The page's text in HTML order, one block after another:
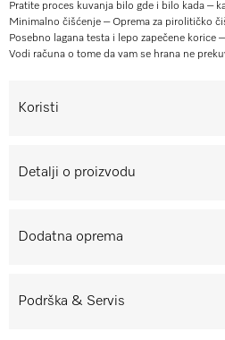
Pratite proces kuvanja bilo gde i bilo kada –
Minimalno čišćenje – Oprema za pirolitičko
Posebno lagana testa i lepo zapečene korice –
Vodi računa o tome da vam se hrana ne
Koristi
Detalji o proizvodu
Dodatna oprema
Podrška & Servis